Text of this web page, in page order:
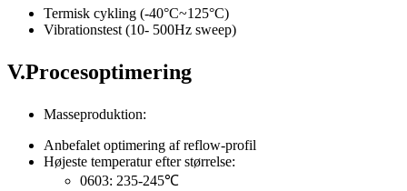
Termisk cykling (-40°C~125°C)
Vibrationstest (10- 500Hz sweep)
V.Procesoptimering
Masseproduktion:
Anbefalet optimering af reflow-profil
Højeste temperatur efter størrelse:
0603: 235-245℃